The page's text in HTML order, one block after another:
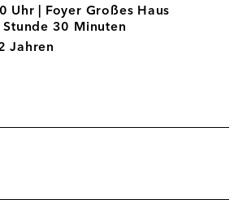
Uhr |
Foyer Großes Haus
Stunde 30 Minuten
Jahren